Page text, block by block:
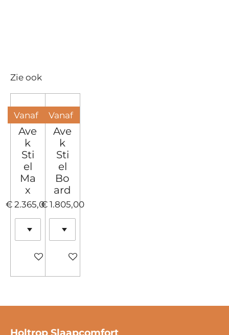
Zie ook
Vanaf
Ave
k
Sti
el
Ma
x
€ 2.365,00
Bekijk details
Vanaf
Ave
k
Sti
el
Bo
ard
€ 1.805,00
Bekijk details
Holtrop Slaapcomfort